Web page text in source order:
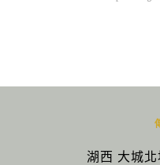
湖西 大城